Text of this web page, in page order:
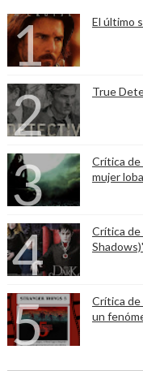
El último
True
Crítica de
mujer
Crítica de
Crítica de
un